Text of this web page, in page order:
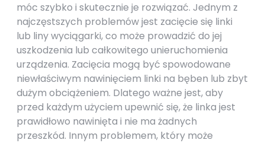
móc szybko i skutecznie je rozwiązać. Jednym z
najczęstszych problemów jest zacięcie się linki
lub liny wyciągarki, co może prowadzić do jej
uszkodzenia lub całkowitego unieruchomienia
urządzenia. Zacięcia mogą być spowodowane
niewłaściwym nawinięciem linki na bęben lub zbyt
dużym obciążeniem. Dlatego ważne jest, aby
przed każdym użyciem upewnić się, że linka jest
prawidłowo nawinięta i nie ma żadnych
przeszkód. Innym problemem, który może